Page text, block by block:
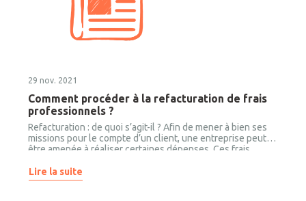
29 nov. 2021
Comment procéder à la refacturation de frais
professionnels ?
Refacturation : de quoi s’agit-il ? Afin de mener à bien ses
missions pour le compte d’un client, une entreprise peut
être amenée à réaliser certaines dépenses. Ces frais,
remboursés à l’entreprise.
Lire la suite